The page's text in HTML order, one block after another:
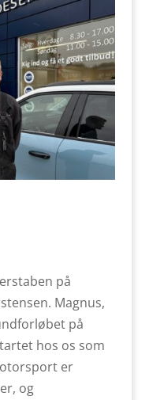
på
Magnus,
på
hos os som
er
og